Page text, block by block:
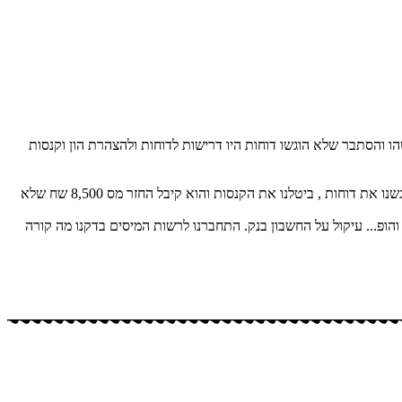
שלא הוגשו דוחות היו דרישות לדוחות ולהצהרת הון וקנסות
לקוח שהגיע עם קנסות ועיקולים על אי הגשת דוחות לא היה לו מושג עבור אלו שנים עליו להגיש בתוך שעה התחברנו לרשות המיסים הבנו מה הבעיה הגשנו את דוחות , ביטלנו את הקנסות והוא קיבל החזר מס 8,500 שח שלא
ומתי והופ... עיקול על החשבון בנק. התחברנו לרשות המיסים בדקנו מה קורה